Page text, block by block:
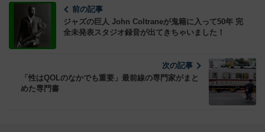
前の記事
ジャズの巨人 John Coltraneが鬼籍に入って50年 完
全未発表スタジオ録音が出てきちゃいました！
次の記事
「性はQOLのなかでも重要」最前線の専門家がまと
めた専門書